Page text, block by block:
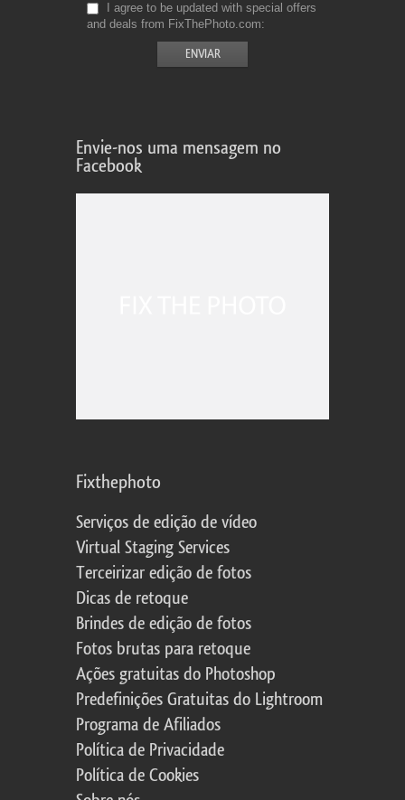
I agree to be updated with special offers
and deals from FixThePhoto.com
Envie-nos uma mensagem no
Facebook
Fixthephoto
Serviços de edição de vídeo
Virtual Staging Services
Terceirizar edição de fotos
Dicas de retoque
Brindes de edição de fotos
Fotos brutas para retoque
Ações gratuitas do Photoshop
Predefinições Gratuitas do Lightroom
Programa de Afiliados
Política de Privacidade
Política de Cookies